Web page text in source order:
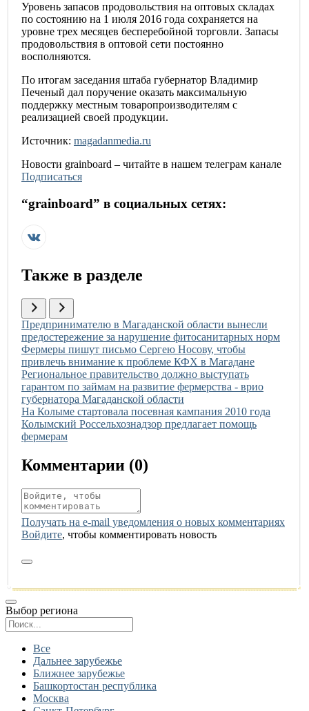
Уровень запасов продовольствия на оптовых складах
по состоянию на 1 июля 2016 года сохраняется на
уровне трех месяцев бесперебойной торговли. Запасы
продовольствия в оптовой сети постоянно
восполняются.
По итогам заседания штаба губернатор Владимир
Печеный дал поручение оказать максимальную
поддержку местным товаропроизводителям с
реализацией своей продукции.
Источник: magadanmedia.ru
Новости grainboard – читайте в нашем телеграм канале
Подписаться
“grainboard” в социальных сетях:
Также в разделе
Иллюстрация новости
Предпринимателю в Магаданской области вынесли
предостережение за нарушение фитосанитарных норм
Иллюстрация новости
Фермеры пишут письмо Сергею Носову, чтобы
привлечь внимание к проблеме КФХ в Магадане
Иллюстрация новости
Региональное правительство должно выступать
гарантом по займам на развитие фермерства - врио
губернатора Магаданской области
Иллюстрация новости
На Колыме стартовала посевная кампания 2010 года
Иллюстрация новости
Колымский Россельхознадзор предлагает помощь
фермерам
Комментарии (0)
Получать на e‑mail уведомления о новых комментариях
Войдите, чтобы комментировать новость
Выбор региона
Все
Дальнее зарубежье
Ближнее зарубежье
Башкортостан республика
Москва